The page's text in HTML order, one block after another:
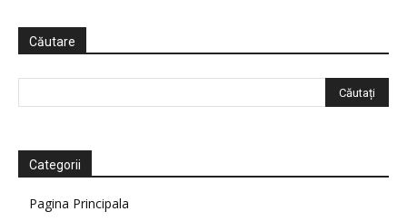
Căutare
Categorii
Pagina Principala